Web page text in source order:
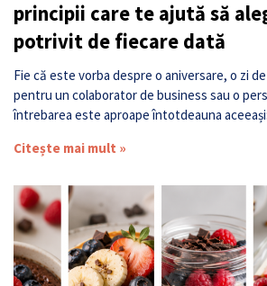
principii care te ajută să
potrivit de fiecare dată
Fie că este vorba despre o aniversare, o zi
pentru un colaborator de business sau o
întrebarea este aproape întotdeauna
Citește mai mult »